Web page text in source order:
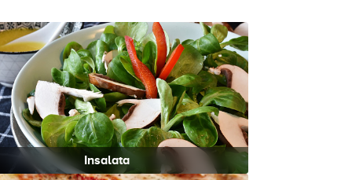
Insalata